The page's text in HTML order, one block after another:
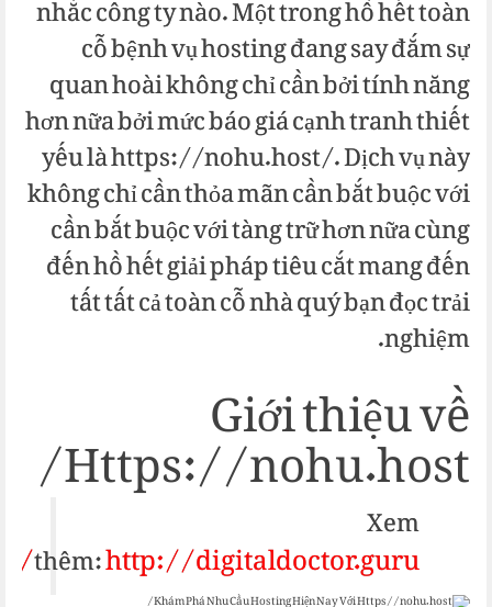
nhắc công ty nào. Một trong hồ hết toàn
cỗ bệnh vụ hosting đang say đắm sự
quan hoài không chỉ cần bởi tính năng
hơn nữa bởi mức báo giá cạnh tranh thiết
yếu là https://nohu.host/. Dịch vụ này
không chỉ cần thỏa mãn cần bắt buộc với
cần bắt buộc với tàng trữ hơn nữa cùng
đến hồ hết giải pháp tiêu cắt mang đến
tất tất cả toàn cỗ nhà quý bạn đọc trải
nghiệm.
Giới thiệu về
Https://nohu.host/
Xem
thêm:http://digitaldoctor.guru/